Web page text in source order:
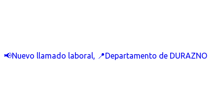
📢Nuevo llamado laboral, 📍Departamento de DURAZNO